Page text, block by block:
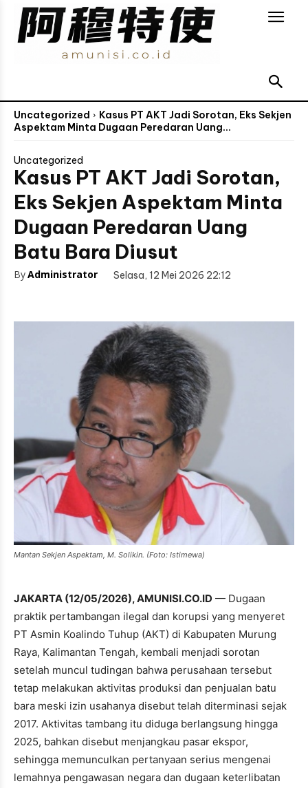
Uncategorized
Kasus PT AKT Jadi Sorotan, Eks Sekjen
Aspektam Minta Dugaan Peredaran Uang...
Uncategorized
Kasus PT AKT Jadi Sorotan,
Eks Sekjen Aspektam Minta
Dugaan Peredaran Uang
Batu Bara Diusut
ByAdministrator Selasa, 12 Mei 2026 22:12
Mantan Sekjen Aspektam, M. Solikin. (Foto: Istimewa)
JAKARTA (12/05/2026), AMUNISI.CO.ID — Dugaan
praktik pertambangan ilegal dan korupsi yang menyeret
PT Asmin Koalindo Tuhup (AKT) di Kabupaten Murung
Raya, Kalimantan Tengah, kembali menjadi sorotan
setelah muncul tudingan bahwa perusahaan tersebut
tetap melakukan aktivitas produksi dan penjualan batu
bara meski izin usahanya disebut telah diterminasi sejak
2017. Aktivitas tambang itu diduga berlangsung hingga
2025, bahkan disebut menjangkau pasar ekspor,
sehingga memunculkan pertanyaan serius mengenai
lemahnya pengawasan negara dan dugaan keterlibatan